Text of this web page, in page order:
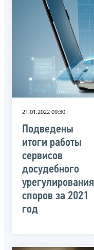
21.01.2022 09:30
Подведены
итоги работы
сервисов
досудебного
урегулирования
споров за 2021
год